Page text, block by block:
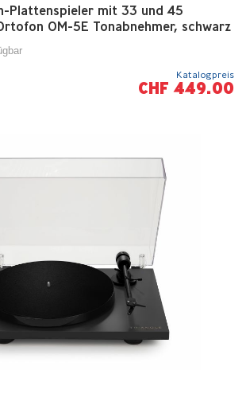
Plattenspieler mit 33 und 45
OM-5E Tonabnehmer, schwarz
Katalogpreis
CHF 449.00